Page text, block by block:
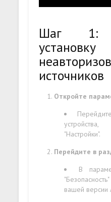
Шаг 1:
источников
Откройте
"Настройки".
Перейдите в
В
вашей версии